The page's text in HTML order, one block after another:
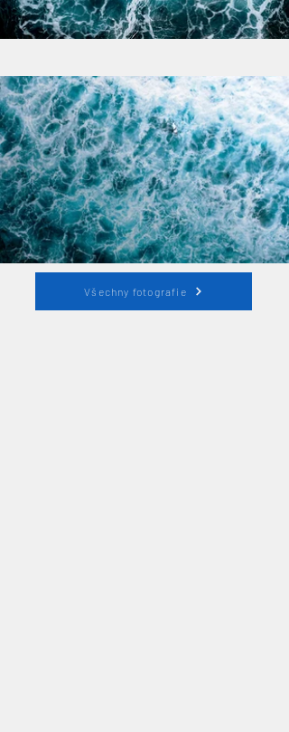
Všechny fotografie